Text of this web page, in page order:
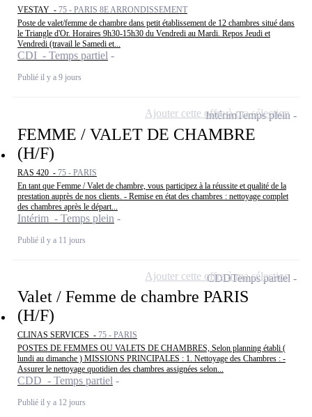
VESTAY - 75 - PARIS 8E ARRONDISSEMENT
Poste de valet/femme de chambre dans petit établissement de 12 chambres situé dans
le Triangle d'Or. Horaires 9h30-15h30 du Vendredi au Mardi. Repos Jeudi et
Vendredi (travail le Samedi et...
CDI - Temps partiel
Publié il y a 9 jours
FEMME / VALET DE CHAMBRE
(H/F)
RAS 420 - 75 - PARIS
En tant que Femme / Valet de chambre, vous participez à la réussite et qualité de la
prestation auprès de nos clients. - Remise en état des chambres : nettoyage complet
des chambres après le départ...
Intérim - Temps plein
Publié il y a 11 jours
IntérimTemps plein
Ajouter cette offre à ma sélection
Valet / Femme de chambre PARIS
(H/F)
CLINAS SERVICES - 75 - PARIS
POSTES DE FEMMES OU VALETS DE CHAMBRES, Selon planning établi (
lundi au dimanche ) MISSIONS PRINCIPALES : 1. Nettoyage des Chambres : -
Assurer le nettoyage quotidien des chambres assignées selon...
CDD - Temps partiel
Publié il y a 12 jours
CDDTemps partiel
Ajouter cette offre à ma sélection